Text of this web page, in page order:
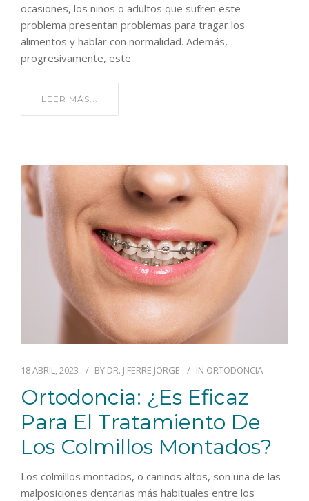
ocasiones, los niños o adultos que sufren este
problema presentan problemas para tragar los
alimentos y hablar con normalidad. Además,
progresivamente, este
LEER MÁS...
18 ABRIL, 2023 BY DR. J FERRE JORGE IN ORTODONCIA
Ortodoncia: ¿es Eficaz
Para El Tratamiento De
Los Colmillos Montados?
Los colmillos montados, o caninos altos, son una de las
malposiciones dentarias más habituales entre los